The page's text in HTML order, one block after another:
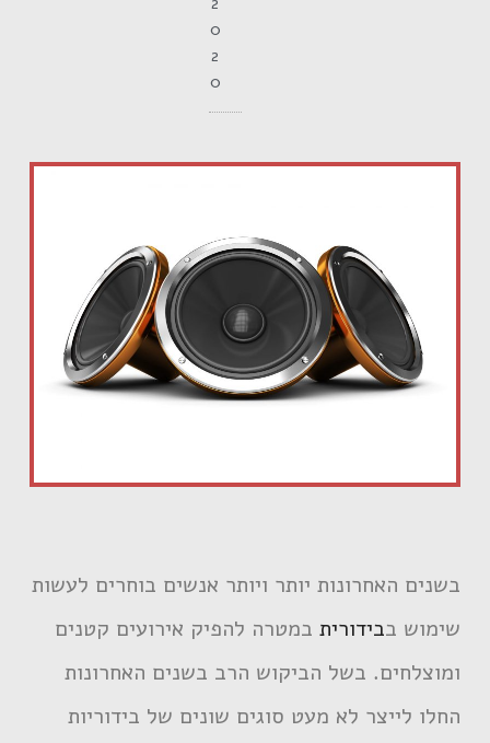
0
2
0
בשנים האחרונות יותר ויותר אנשים בוחרים לעשות
שימוש בבידורית במטרה להפיק אירועים קטנים
ומוצלחים. בשל הביקוש הרב בשנים האחרונות
החלו לייצר לא מעט סוגים שונים של בידוריות